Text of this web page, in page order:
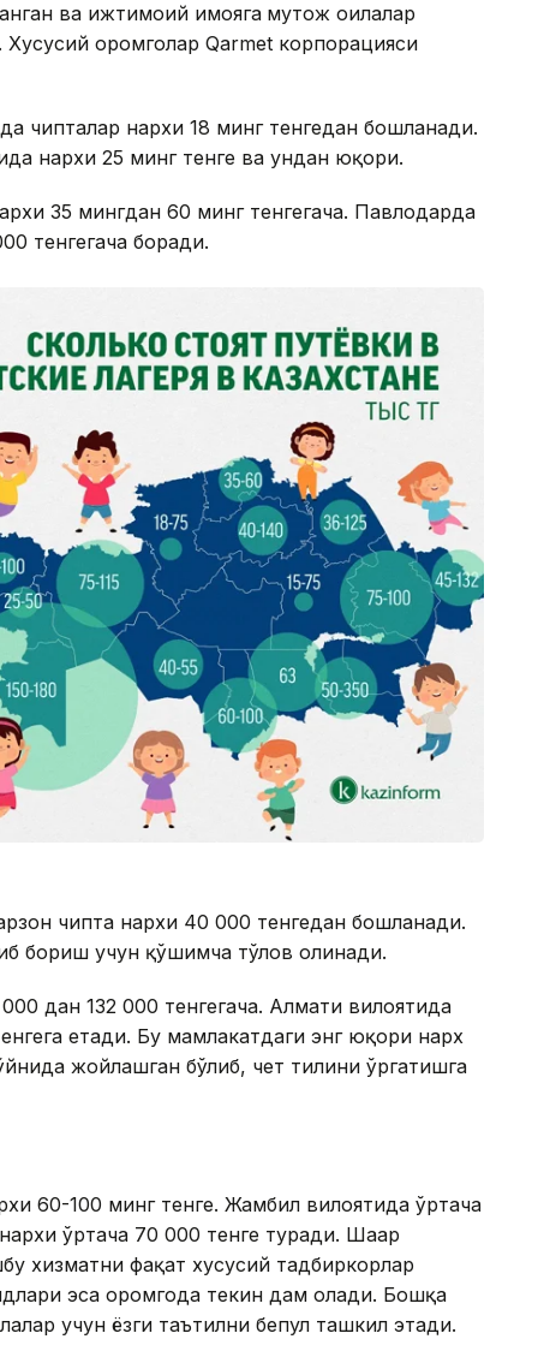
ва ижтимоий ҳимояга муҳтож оилалар
оромгоҳлар Qarmet корпорацияси
чипталар нархи 18 минг тенгедан бошланади.
нархи 25 минг тенге ва ундан юқори.
35 мингдан 60 минг тенгегача. Павлодарда
тенгегача боради.
чипта нархи 40 000 тенгедан бошланади.
бориш учун қўшимча тўлов олинади.
дан 132 000 тенгегача. Алмати вилоятида
етади. Бу мамлакатдаги энг юқори нарх
жойлашган бўлиб, чет тилини ўргатишга
60-100 минг тенге. Жамбил вилоятида ўртача
ўртача 70 000 тенге туради. Шаҳар
хизматни фақат хусусий тадбиркорлар
эса оромгоҳда текин дам олади. Бошқа
учун ёзги таътилни бепул ташкил этади.